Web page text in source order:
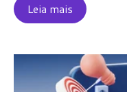
Leia mais